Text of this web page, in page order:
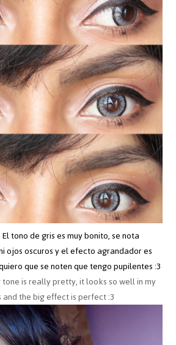
tono de gris es muy bonito, se nota
ojos oscuros y el efecto agrandador es
que se noten que tengo pupilentes :3
is really pretty, it looks so well in my
the big effect is perfect :3